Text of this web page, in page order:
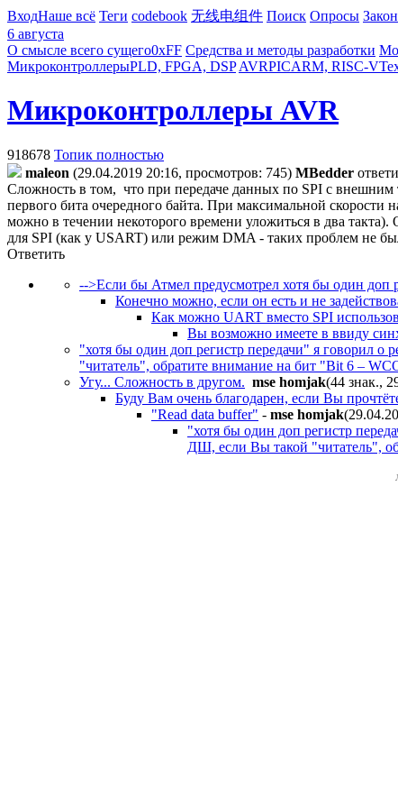
ВходНаше всё Теги codebook 无线电组件 Поиск Опросы Закон
6 августа
О смысле всего сущего0xFF Средства и методы разработки
МикроконтроллерыPLD, FPGA, DSP AVRPICARM, RISC-V
Микроконтроллеры AVR
918678 Топик полностью
maleon (29.04.2019 20:16, просмотров: 745) MBedder
Сложность в том, что при передаче данных по SPI с внешним
первого бита очередного байта. При максимальной скорости
можно в течении некоторого времени уложиться в два
для SPI (как у USART) или режим DMA - таких проблем не
Ответить
-->Если бы Атмел предусмотрел хотя бы один доп
Конечно можно, если он есть и не
Как можно UART вместо SPI
Вы возможно имеете в ввиду
"хотя бы один доп регистр передачи" я говорил
"читатель", обратите внимание на бит "Bit 6 –
Угу... Сложность в другом. mse homjak(44 знак.,
Буду Вам очень благодарен, если Вы
"Read data buffer" - mse homjak
"хотя бы один доп регистр
ДШ, если Вы такой "читатель",